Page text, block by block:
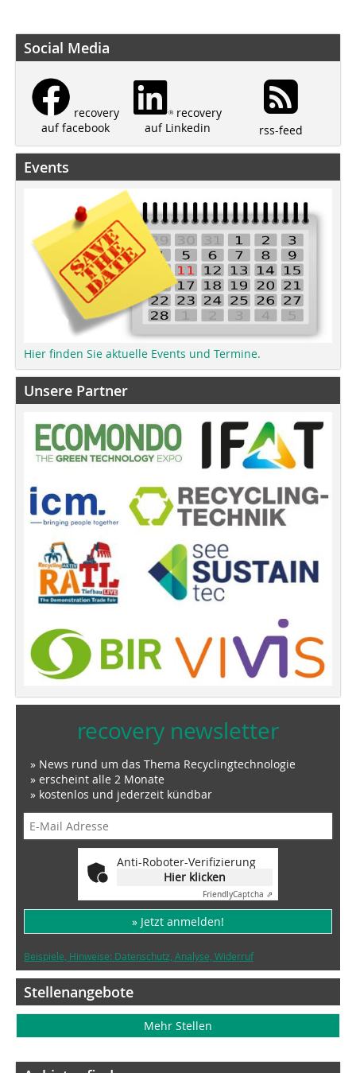
Social Media
recovery
auf facebook
recovery
auf Linkedin
rss-feed
Events
Hier finden Sie aktuelle Events und Termine.
Unsere Partner
recovery newsletter
» News rund um das Thema Recyclingtechnologie
» erscheint alle 2 Monate
» kostenlos und jederzeit kündbar
Anti-Roboter-Verifizierung
Hier klicken
FriendlyCaptcha ⇗
» Jetzt anmelden!
Beispiele, Hinweise: Datenschutz, Analyse, Widerruf
Stellenangebote
Mehr Stellen